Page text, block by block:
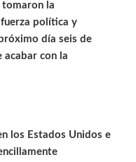
tomaron la
política y
día seis de
acabar con la
los Estados Unidos e